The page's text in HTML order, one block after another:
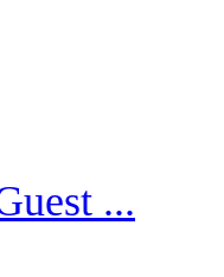
...